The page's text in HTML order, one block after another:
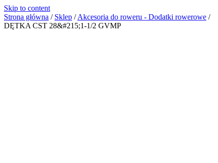
Skip to content
Strona główna / Sklep / Akcesoria do roweru - Dodatki rowerowe /
DĘTKA CST 28&#215;1-1/2 GVMP